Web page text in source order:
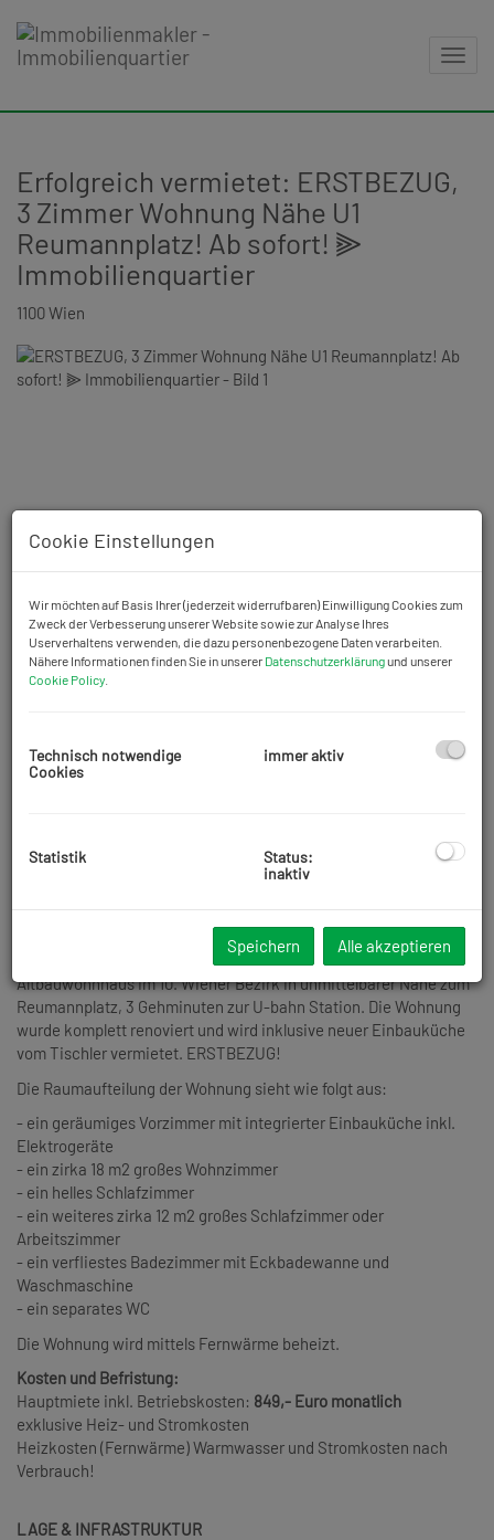
Erfolgreich vermietet: ERSTBEZUG,
3 Zimmer Wohnung Nähe U1
Reumannplatz! Ab sofort! ⫸
Immobilienquartier
1100 Wien
58 m2 große Mietwohnungmit 3 Zimmern
2. Liftstock. Das Objekt befindet sich in einem
Altbauwohnhaus im 10. Wiener Bezirk in unmittelbarer Nähe zum
Reumannplatz, 3 Gehminuten zur U-bahn Station. Die Wohnung
wurde komplett renoviert und wird inklusive neuer Einbauküche
vom Tischler vermietet. ERSTBEZUG!
Die Raumaufteilung der Wohnung sieht wie folgt aus:
- ein geräumiges Vorzimmer mit integrierter Einbauküche inkl.
Elektrogeräte
- ein zirka 18 m2 großes Wohnzimmer
- ein helles Schlafzimmer
- ein weiteres zirka 12 m2 großes Schlafzimmer oder
Arbeitszimmer
- ein verfliestes Badezimmer mit Eckbadewanne und
Waschmaschine
- ein separates WC
Die Wohnung wird mittels Fernwärme beheizt.
Kosten und Befristung:
Hauptmiete inkl. Betriebskosten: 849,- Euro monatlich
exklusive Heiz- und Stromkosten
Heizkosten (Fernwärme) Warmwasser und Stromkosten nach
Verbrauch!
LAGE & INFRASTRUKTUR
Cookie Einstellungen
Wir möchten auf Basis Ihrer (jederzeit widerrufbaren) Einwilligung Cookies zum
Zweck der Verbesserung unserer Website sowie zur Analyse Ihres
Userverhaltens verwenden, die dazu personenbezogene Daten verarbeiten.
Nähere Informationen finden Sie in unserer Datenschutzerklärungund unserer
Cookie Policy
Technisch notwendige
Cookies
immer aktiv
Statistik
Status:
inaktiv
Speichern Alle akzeptieren